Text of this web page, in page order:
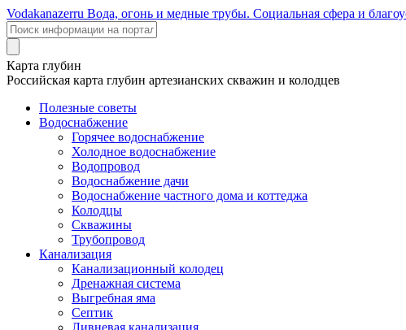
Vodakanazerru Вода, огонь и медные трубы. Социальная сфера и
Карта глубин
Российская карта глубин артезианских скважин и колодцев
Полезные советы
Водоснабжение
Горячее водоснабжение
Холодное водоснабжение
Водопровод
Водоснабжение дачи
Водоснабжение частного дома и коттеджа
Колодцы
Скважины
Трубопровод
Канализация
Канализационный колодец
Дренажная система
Выгребная яма
Септик
Ливневая канализация